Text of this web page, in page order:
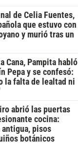
de Celia Fuentes,
que estuvo con
y murió tras un
Cana, Pampita habló
Pepa y se confesó:
la falta de lealtad ni
abrió las puertas
cocina:
antigua, pisos
botánicos